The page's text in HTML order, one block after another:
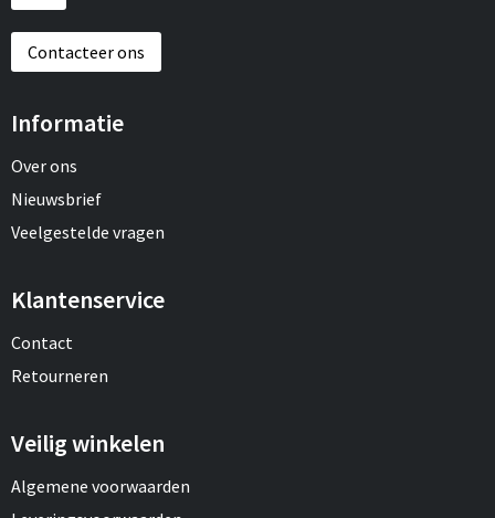
Contacteer ons
Informatie
Over ons
Nieuwsbrief
Veelgestelde vragen
Klantenservice
Contact
Retourneren
Veilig winkelen
Algemene voorwaarden